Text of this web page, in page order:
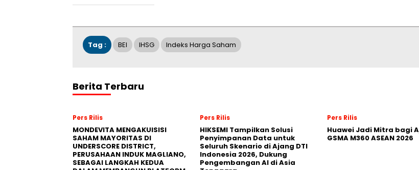
Tag : BEI IHSG Indeks Harga Saham
Berita Terbaru
Pers Rilis
MONDEVITA MENGAKUISISI
SAHAM MAYORITAS DI
UNDERSCORE DISTRICT,
PERUSAHAAN INDUK MAGLIANO,
SEBAGAI LANGKAH KEDUA
Pers Rilis
HIKSEMI Tampilkan Solusi
Penyimpanan Data untuk
Seluruh Skenario di Ajang DTI
Indonesia 2026, Dukung
Pengembangan AI di Asia
Pers Rilis
Huawei Jadi Mitra bagi
GSMA M360 ASEAN 2026